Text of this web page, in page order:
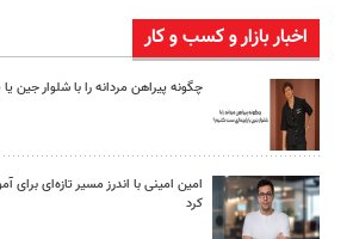
اخبار بازار و کسب و کار
چگونه پیراهن مردانه را با شلوار جین
امین امینی با اندرز مسیر تازه‌ای
کرد